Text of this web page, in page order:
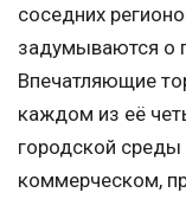
соседних
задумываются о
Впечатляющие
каждом из её
городской среды
коммерческом,